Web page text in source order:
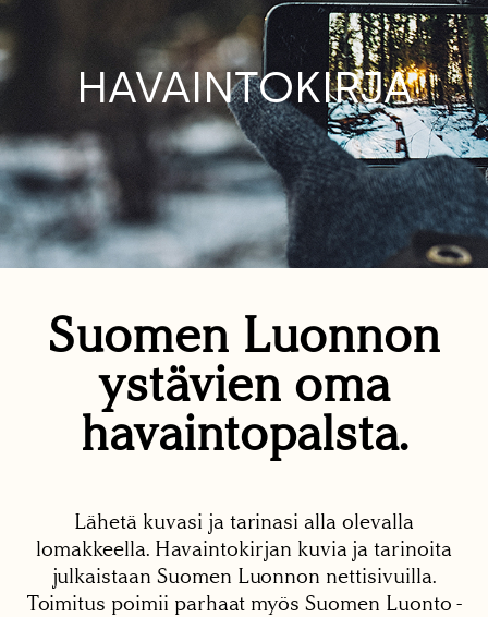
HAVAINTOKIRJA
Suomen Luonnon
ystävien oma
havaintopalsta.
Lähetä kuvasi ja tarinasi alla olevalla
lomakkeella. Havaintokirjan kuvia ja tarinoita
julkaistaan Suomen Luonnon nettisivuilla.
Toimitus poimii parhaat myös Suomen Luonto -